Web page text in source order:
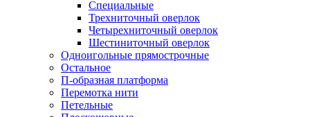
Специальные
Трехниточный оверлок
Четырехниточный оверлок
Шестиниточный оверлок
Одноигольные прямострочные
Остальное
П-образная платформа
Перемотка нити
Петельные